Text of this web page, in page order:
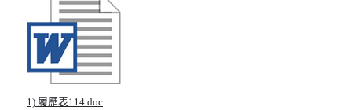
1) 履歷表114.doc